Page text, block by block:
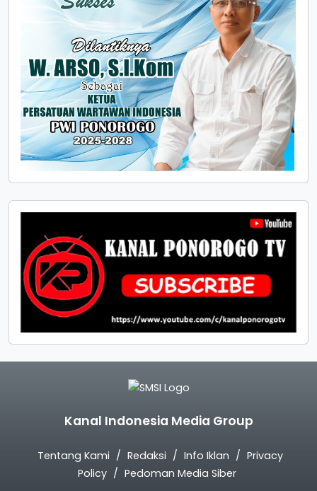
Kanal Indonesia Media Group
Tentang Kami Redaksi Info Iklan
Privacy
Policy
Pedoman Media Siber